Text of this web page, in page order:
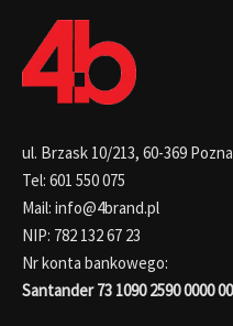
ul. Brzask 10/213, 60-369
Tel: 601 550 075
Mail: info@4brand.pl
NIP: 782 132 67 23
Nr konta bankowego:
Santander 73 1090 2590 0000